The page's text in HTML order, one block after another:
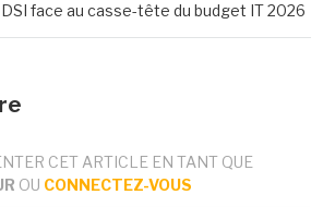
face au casse-tête du budget IT 2026
CET ARTICLE EN TANT QUE
OU CONNECTEZ-VOUS